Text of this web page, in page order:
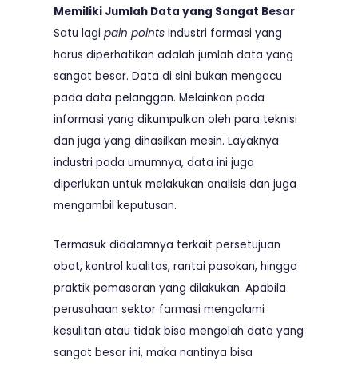
Memiliki Jumlah Data yang Sangat Besar
Satu lagi pain points industri farmasi yang
harus diperhatikan adalah jumlah data yang
sangat besar. Data di sini bukan mengacu
pada data pelanggan. Melainkan pada
informasi yang dikumpulkan oleh para teknisi
dan juga yang dihasilkan mesin. Layaknya
industri pada umumnya, data ini juga
diperlukan untuk melakukan analisis dan juga
mengambil keputusan.
Termasuk didalamnya terkait persetujuan
obat, kontrol kualitas, rantai pasokan, hingga
praktik pemasaran yang dilakukan. Apabila
perusahaan sektor farmasi mengalami
kesulitan atau tidak bisa mengolah data yang
sangat besar ini, maka nantinya bisa